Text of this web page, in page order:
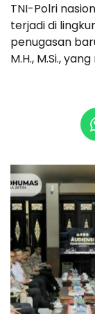
TNI-Polri
terjadi di
penugasan
M.H., M.Si.,